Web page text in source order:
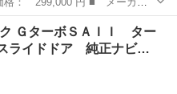
ク ■ グレード名： Ｘ Ｓ
軽減システム ＬＥＤヘッド
ＧターボＳＡＩＩ ター
ライドドア 純正ナビ…